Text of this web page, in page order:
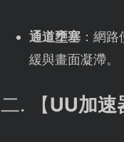
通道壅塞：網路
緩與畫面凝滯。
二. 【UU加速